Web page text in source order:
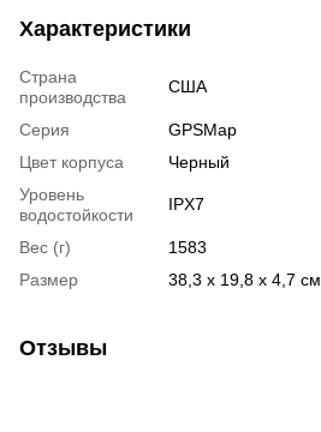
Характеристики
Страна
производства
США
Серия
GPSMap
Цвет корпуса
Черный
Уровень
водостойкости
IPX7
Вес (г)
1583
Размер
38,3 x 19,8 x 4,7 см
Отзывы